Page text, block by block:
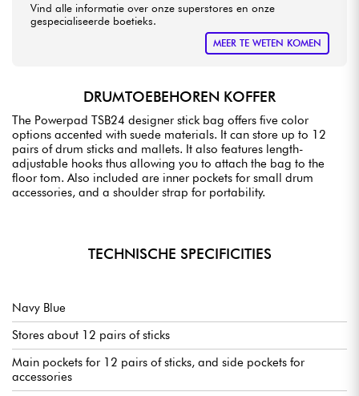
Vind alle informatie over onze superstores en onze
gespecialiseerde boetieks.
MEER TE WETEN KOMEN
DRUMTOEBEHOREN KOFFER
The Powerpad TSB24 designer stick bag offers five color
options accented with suede materials. It can store up to 12
pairs of drum sticks and mallets. It also features length-
adjustable hooks thus allowing you to attach the bag to the
floor tom. Also included are inner pockets for small drum
accessories, and a shoulder strap for portability.
TECHNISCHE SPECIFICITIES
Navy Blue
Stores about 12 pairs of sticks
Main pockets for 12 pairs of sticks, and side pockets for
accessories